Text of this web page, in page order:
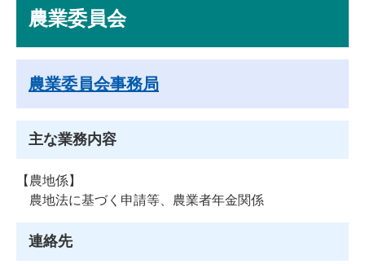
農業委員会
農業委員会事務局
主な業務内容
【農地係】
農地法に基づく申請等、農業者年金関係
連絡先